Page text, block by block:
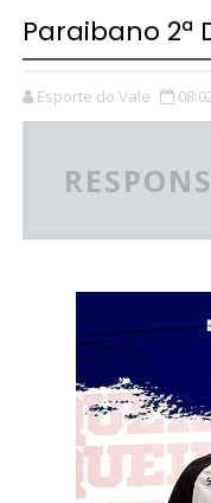
Paraibano 2ª
Esporte do Vale